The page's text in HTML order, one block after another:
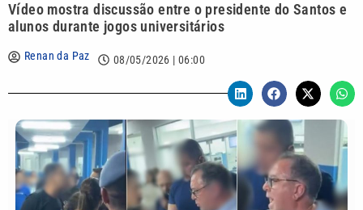
Vídeo mostra discussão entre o presidente do Santos e
alunos durante jogos universitários
Renan da Paz 08/05/2026 | 06:00